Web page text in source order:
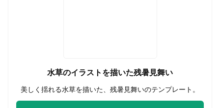
水草のイラストを描いた残暑見舞い
美しく揺れる水草を描いた、残暑見舞いのテンプレート。